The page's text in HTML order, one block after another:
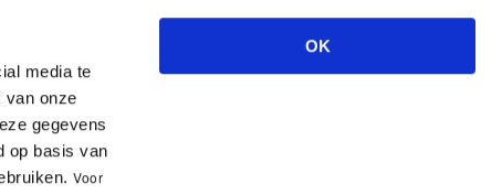
media te
van onze
gegevens
op basis van
Voor
OK
met mijn collega's de oefengroepen in de zaal te
is. Maar ook de Medisch Fitness-groepen die ik
om te doen.
gevoel naar huis?